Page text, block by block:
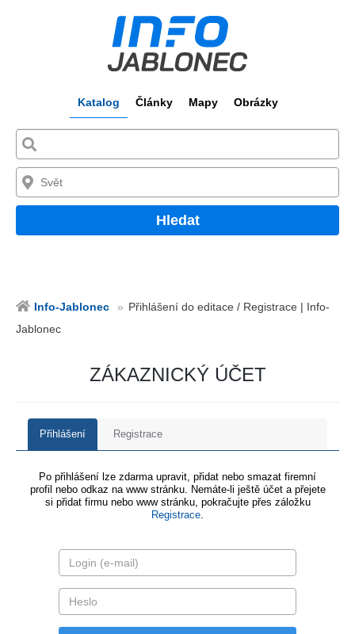
Katalog Články Mapy Obrázky
Hledat
Info-Jablonec
Přihlášení do editace / Registrace | Info-
Jablonec
ZÁKAZNICKÝ ÚČET
Přihlášení Registrace
Po přihlášení lze zdarma upravit, přidat nebo smazat firemní
profil nebo odkaz na www stránku. Nemáte-li ještě účet a přejete
si přidat firmu nebo www stránku, pokračujte přes záložku
Registrace.